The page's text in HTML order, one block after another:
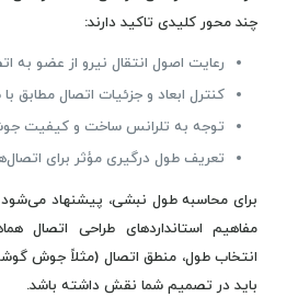
چند محور کلیدی تاکید دارند:
رعایت اصول انتقال نیرو از عضو به
کنترل ابعاد و جزئیات اتصال مطابق
توجه به تلرانس ساخت و کیفیت
تعریف طول درگیری مؤثر برای
برای محاسبه طول نبشی، پیشنهاد
مفاهیم استانداردهای طراحی اتصال
انتخاب طول، منطق اتصال (مثلاً جوش
باید در تصمیم شما نقش داشته باشد.